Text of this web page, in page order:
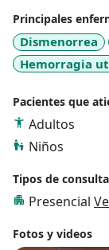
Principales
Dismenorrea
Hemorragia
Pacientes que
Adultos
Niños
Tipos de consulta
Presencial
Fotos y videos